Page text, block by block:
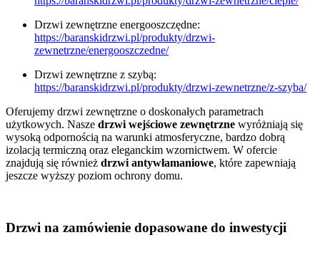
Drzwi zewnętrzne energooszczędne:
https://baranskidrzwi.pl/produkty/drzwi-
zewnetrzne/energooszczedne/
Drzwi zewnętrzne z szybą:
https://baranskidrzwi.pl/produkty/drzwi-zewnetrzne/z-szyba/
Oferujemy drzwi zewnętrzne o doskonałych parametrach
użytkowych. Nasze drzwi wejściowe zewnętrzne wyróżniają się
wysoką odpornością na warunki atmosferyczne, bardzo dobrą
izolacją termiczną oraz eleganckim wzornictwem. W ofercie
znajdują się również drzwi antywłamaniowe, które zapewniają
jeszcze wyższy poziom ochrony domu.
Drzwi na zamówienie dopasowane do inwestycji